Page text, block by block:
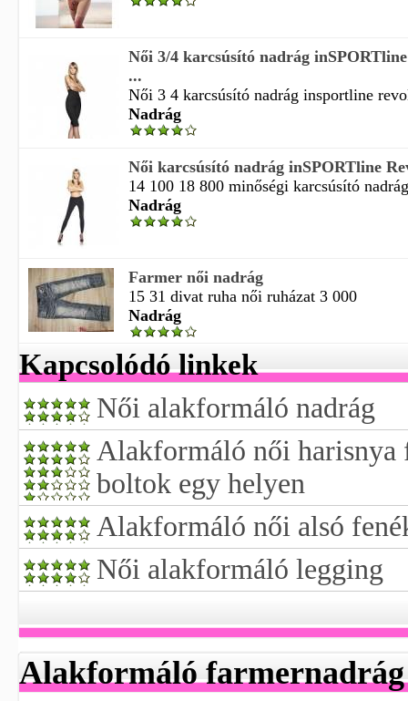
Női 3/4 karcsúsító nadrág
...
Női 3 4 karcsúsító nadrág insportline
Nadrág
Női karcsúsító nadrág inSPORTline
14 100 18 800 minőségi karcsúsító
Nadrág
Farmer női nadrág
15 31 divat ruha női ruházat 3 000
Nadrág
Kapcsolódó linkek
Női alakformáló nadrág
Alakformáló női harisnya
boltok egy helyen
Alakformáló női alsó
Női alakformáló legging
Alakformáló farmernadrág